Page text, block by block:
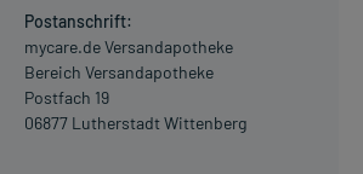
Postanschrift:
mycare.de Versandapotheke
Bereich Versandapotheke
Postfach 19
06877 Lutherstadt Wittenberg